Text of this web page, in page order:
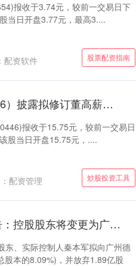
报收于3.74元，较前一交易日下
当日开盘3.77元，最高3....
股票配资指南
配资软件
炒股投资工具 金证股份（600446）披露拟修订董高薪酬制度，12月26日股价下跌0.19%
报收于15.75元，较前一交易日
股当日开盘15.75元，....
炒股投资工具
配资管理
股票做空平台 莱茵生物最新公告：控股股东将变更为广州德福营养股票明起复牌
、实际控制人秦本军拟向广州德
本的8.09%)，并放弃1.89亿股